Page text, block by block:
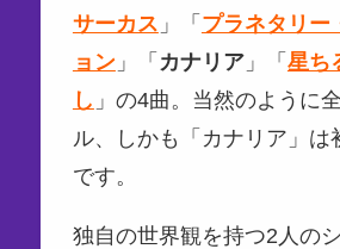
サーカス 」「 プラネタリー
ョン」「 カナリア」「 星ち
し 」の4曲。当然のように
ル、しかも「カナリア」は
です。
独自の世界観を持つ2人の